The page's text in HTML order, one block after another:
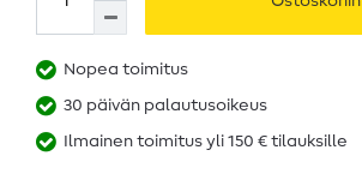
Nopea toimitus
30 päivän palautusoikeus
Ilmainen toimitus yli 150 € tilauksille